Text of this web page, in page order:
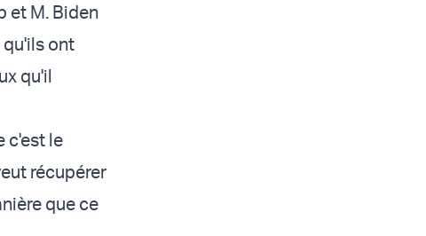
et M. Biden
qu'ils ont
qu'il
c'est le
récupérer
que ce